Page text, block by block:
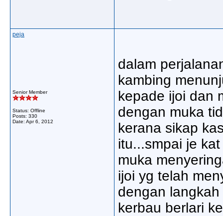
peja
Senior Member
Status: Offline
Posts: 330
Date: Apr 6, 2012
dalam
kambing
kepade ijoi dan
dengan muka
kerana sikap
itu...smpai je
muka
ijoi yg telah
dengan
kerbau berlari